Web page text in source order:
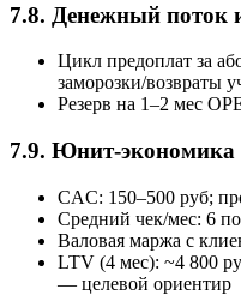
7.8. Денежный поток
Цикл предоплат за
заморозки/возвраты
Резерв на 1–2 мес
7.9. Юнит‑экономика
CAC: 150–500 руб;
Средний чек/мес: 6
Валовая маржа с
LTV (4 мес): ~4 800
— целевой ориентир